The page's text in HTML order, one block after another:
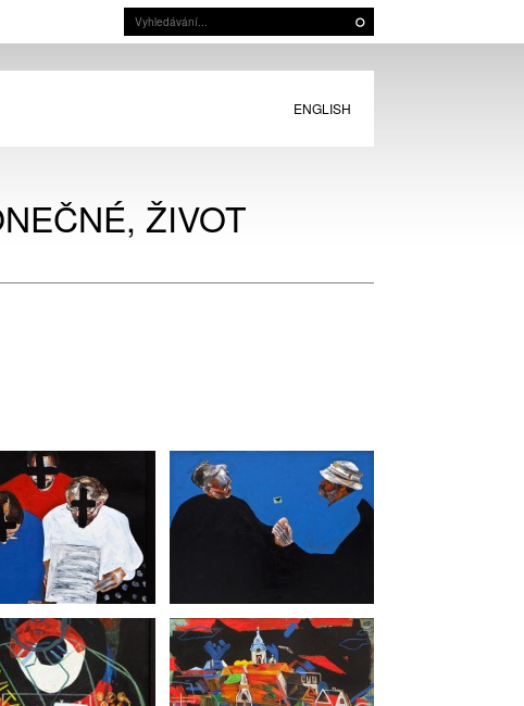
ENGLISH
ŽIVOT